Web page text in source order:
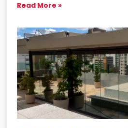
Read More »